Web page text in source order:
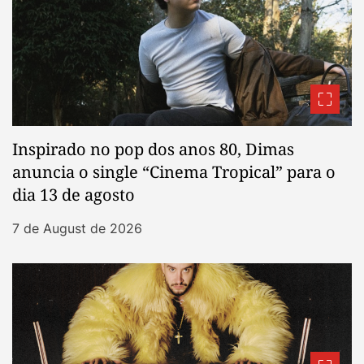
Inspirado no pop dos anos 80, Dimas
anuncia o single “Cinema Tropical” para o
dia 13 de agosto
7 de August de 2026